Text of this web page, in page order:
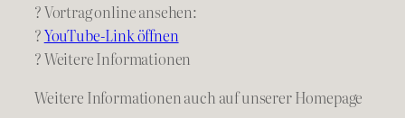
? Vortrag online ansehen:
?YouTube-Link öffnen
? Weitere Informationen
Weitere Informationen auch auf unserer Homepage